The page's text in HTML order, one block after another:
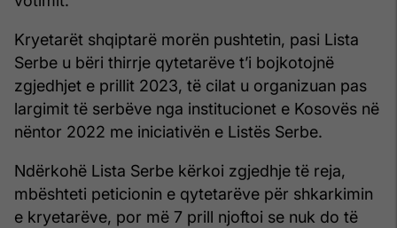
Kryetarët shqiptarë morën pushtetin, pasi Lista
Serbe u bëri thirrje qytetarëve t’i bojkotojnë
zgjedhjet e prillit 2023, të cilat u organizuan pas
largimit të serbëve nga institucionet e Kosovës në
nëntor 2022 me iniciativën e Listës Serbe.
Ndërkohë Lista Serbe kërkoi zgjedhje të reja,
mbështeti peticionin e qytetarëve për shkarkimin
e kryetarëve, por më 7 prill njoftoi se nuk do të